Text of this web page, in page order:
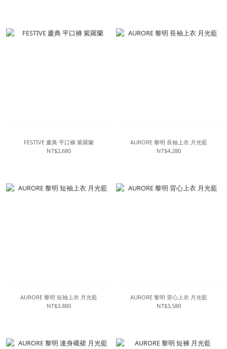
FESTIVE 慶典 平口褲 紫羅蘭
NT$2,680
AURORE 黎明 長袖上衣 月光藍
NT$4,280
AURORE 黎明 短袖上衣 月光藍
NT$3,880
AURORE 黎明 背心上衣 月光藍
NT$3,580